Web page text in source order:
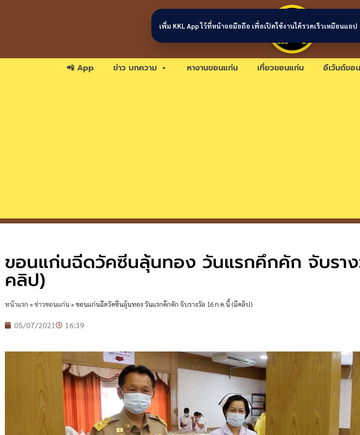
ขอนแก่
📲 App ข่าว บทความ หางานขอนแก่น เที่ยวขอนแก่น อีเว้นต์ขอ
ขอนแก่นฉีดวัคซีนลุ้นทอง วันแรกคึกคัก จับรา
คลิป)
หน้าแรก »ข่าวขอนแก่น»ขอนแก่นฉีดวัคซีนลุ้นทอง วันแรกคึกคัก จับรางวัล 16 ก.ค.นี้ (มีคลิป)
05/07/2021 16:39
เพิ่ม KKL App ไว้ที่หน้าจอมือถือ เพื่อเปิดใช้งานได้รวดเร็วเหมือนแอป